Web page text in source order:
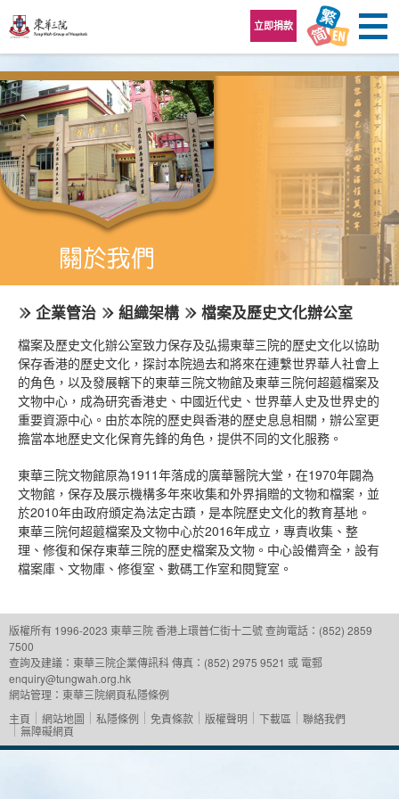
立即捐款
企業管治 組織架構 檔案及歷史文化辦公室
檔案及歷史文化辦公室致力保存及弘揚東華三院的歷史文化以協助
保存香港的歷史文化，探討本院過去和將來在連繫世界華人社會上
的角色，以及發展轄下的東華三院文物館及東華三院何超蕸檔案及
文物中心，成為研究香港史、中國近代史、世界華人史及世界史的
重要資源中心。由於本院的歷史與香港的歷史息息相關，辦公室更
擔當本地歷史文化保育先鋒的角色，提供不同的文化服務。
東華三院文物館原為1911年落成的廣華醫院大堂，在1970年闢為
文物館，保存及展示機構多年來收集和外界捐贈的文物和檔案，並
於2010年由政府頒定為法定古蹟，是本院歷史文化的教育基地。
東華三院何超蕸檔案及文物中心於2016年成立，專責收集、整
理、修復和保存東華三院的歷史檔案及文物。中心設備齊全，設有
檔案庫、文物庫、修復室、數碼工作室和閱覽室。
版權所有 1996-2023 東華三院香港上環普仁街十二號查詢電話：(852) 2859
7500
查詢及建議： 東華三院企業傳訊科傳真：(852) 2975 9521 或 電郵
enquiry@tungwah.org.hk
網站管理： 東華三院網頁私隱條例
主頁
網站地圖 私隱條例 免責條款 版權聲明 下載區
聯絡我們
無障礙網頁